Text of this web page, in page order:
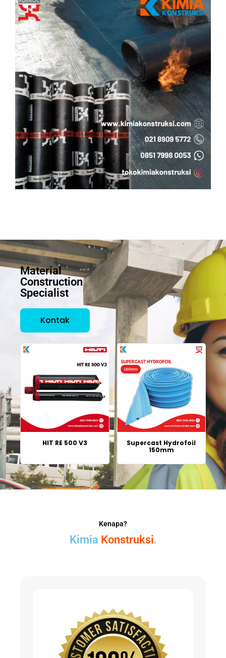
Material
Construction
Specialist
Kontak
HIT RE 500 V3
Supercast Hydrofoil
150mm
Kenapa?
Kimia Konstruksi.